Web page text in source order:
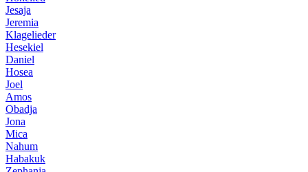
Jesaja
Jeremia
Klagelieder
Hesekiel
Daniel
Hosea
Joel
Amos
Obadja
Jona
Mica
Nahum
Habakuk